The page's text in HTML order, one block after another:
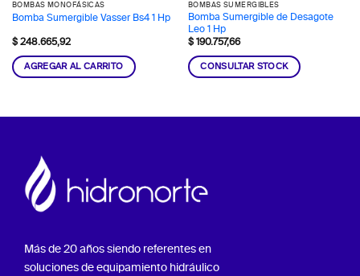
BOMBAS MONOFÁSICAS
Bomba Sumergible Vasser Bs4 1 Hp
$248.665,92
AGREGAR AL CARRITO
BOMBAS SUMERGIBLES
Bomba Sumergible de Desagote
Leo 1 Hp
$190.757,66
CONSULTAR STOCK
Más de 20 años siendo referentes en
soluciones de equipamiento hidráulico